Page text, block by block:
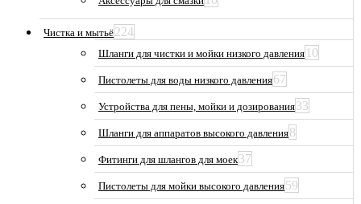
Чистка и мытьё224
Шланги для чистки и мойки низкого давления 10
Пистолеты для воды низкого давления67
Устройства для пены, мойки и дозирования33
Шланги для аппаратов высокого давления8
Фитинги для шлангов для моек37
Пистолеты для мойки высокого давления59